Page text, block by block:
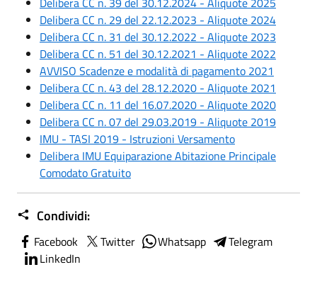
Delibera CC n. 29 del 22.12.2023 - Aliquote 2024
Delibera CC n. 31 del 30.12.2022 - Aliquote 2023
Delibera CC n. 51 del 30.12.2021 - Aliquote 2022
AVVISO Scadenze e modalità di pagamento 2021
Delibera CC n. 43 del 28.12.2020 - Aliquote 2021
Delibera CC n. 11 del 16.07.2020 - Aliquote 2020
Delibera CC n. 07 del 29.03.2019 - Aliquote 2019
IMU - TASI 2019 - Istruzioni Versamento
Delibera IMU Equiparazione Abitazione Principale
Comodato Gratuito
Condividi:
Facebook Twitter Whatsapp
Telegram
LinkedIn